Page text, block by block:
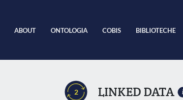
ABOUT ONTOLOGIA COBIS BIBLIOTECHE
2 LINKED DATA